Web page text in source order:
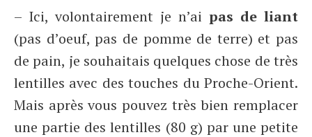
– Ici, volontairement je n’ai pas de liant
(pas d’oeuf, pas de pomme de terre) et pas
de pain, je souhaitais quelques chose de très
lentilles avec des touches du Proche-Orient.
Mais après vous pouvez très bien remplacer
une partie des lentilles (80 g) par une petite